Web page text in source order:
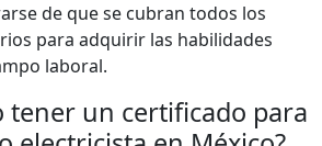
de que se cubran todos los
para adquirir las habilidades
laboral.
tener un certificado para